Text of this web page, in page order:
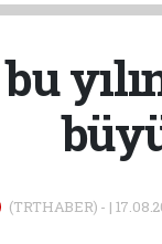
(TRTHABER) - |